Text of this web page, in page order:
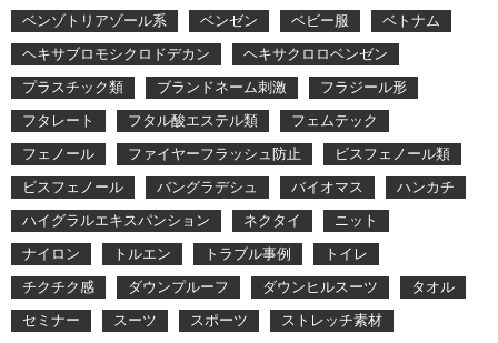
ベンゾトリアゾール系
ベンゼン ベビー服
ベトナム
ヘキサブロモシクロドデカン
ヘキサクロロベンゼン
プラスチック類
ブランドネーム刺激
フラジール形
フタレート
フタル酸エステル類
フェムテック
フェノール
ファイヤーフラッシュ防止
ビスフェノール類
ビスフェノール
バングラデシュ バイオマス
ハンカチ
ハイグラルエキスパンション
ネクタイ
ニット
ナイロン
トルエン トラブル事例
トイレ
チクチク感
ダウンプルーフ ダウンヒルスーツ
タオル
セミナー
スーツ スポーツ ストレッチ素材